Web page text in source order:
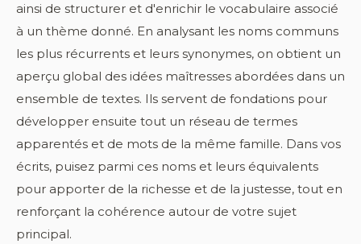
ainsi de structurer et d'enrichir le vocabulaire associé
à un thème donné. En analysant les noms communs
les plus récurrents et leurs synonymes, on obtient un
aperçu global des idées maîtresses abordées dans un
ensemble de textes. Ils servent de fondations pour
développer ensuite tout un réseau de termes
apparentés et de mots de la même famille. Dans vos
écrits, puisez parmi ces noms et leurs équivalents
pour apporter de la richesse et de la justesse, tout en
renforçant la cohérence autour de votre sujet
principal.